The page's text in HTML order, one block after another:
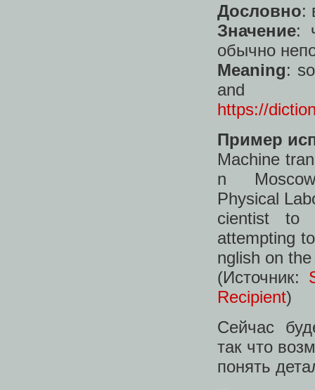
Дословно:
Значение:
обычно
Meaning:
and
https://
Пример
Machine
n
Physical
cientist to
attempting
nglish on
(Источник:
Recipient)
Сейчас
так что
понять